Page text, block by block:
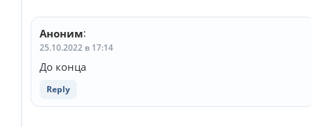
Аноним:
25.10.2022 в 17:14
До конца
Reply